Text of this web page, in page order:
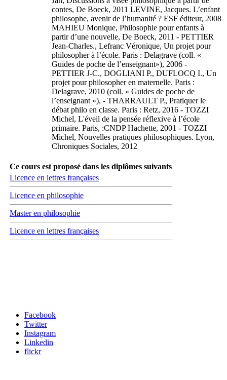
contes, De Boeck, 2011 LEVINE, Jacques. L’enfant
philosophe, avenir de l’humanité ? ESF éditeur, 2008
MAHIEU Monique, Philosophie pour enfants à
partir d’une nouvelle, De Boeck, 2011 - PETTIER
Jean-Charles., Lefranc Véronique, Un projet pour
philosopher à l’école. Paris : Delagrave (coll. «
Guides de poche de l’enseignant»), 2006 -
PETTIER J-C., DOGLIANI P., DUFLOCQ I., Un
projet pour philosopher en maternelle. Paris :
Delagrave, 2010 (coll. « Guides de poche de
l’enseignant »), - THARRAULT P., Pratiquer le
débat philo en classe. Paris : Retz, 2016 - TOZZI
Michel, L'éveil de la pensée réflexive à l’école
primaire. Paris, :CNDP Hachette, 2001 - TOZZI
Michel, Nouvelles pratiques philosophiques. Lyon,
Chroniques Sociales, 2012
Ce cours est proposé dans les diplômes suivants
Licence en lettres françaises
Licence en philosophie
Master en philosophie
Licence en lettres françaises
Facebook
Twitter
Instagram
Linkedin
flickr